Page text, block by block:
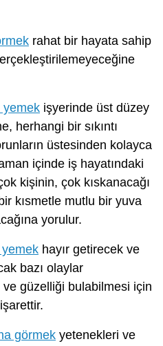
rahat bir hayata sahip
yemek işyerinde üst düzey
herhangi bir sıkıntı
üstesinden kolayca
içinde iş hayatındaki
kişinin, çok kıskanacağı
kısmetle mutlu bir yuva
yorulur.
hayır getirecek ve
bazı olaylar
güzelliği bulabilmesi için
görmek yetenekleri ve